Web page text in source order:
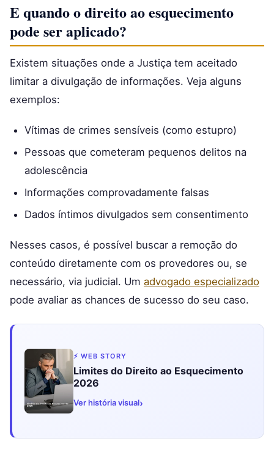
E quando o direito ao esquecimento
pode ser aplicado?
Existem situações onde a Justiça tem aceitado
limitar a divulgação de informações. Veja alguns
exemplos:
Vítimas de crimes sensíveis (como estupro)
Pessoas que cometeram pequenos delitos na
adolescência
Informações comprovadamente falsas
Dados íntimos divulgados sem consentimento
Nesses casos, é possível buscar a remoção do
conteúdo diretamente com os provedores ou, se
necessário, via judicial. Um advogado especializado
pode avaliar as chances de sucesso do seu caso.
⚡ WEB STORY
Limites do Direito ao Esquecimento
2026
Ver história visual›